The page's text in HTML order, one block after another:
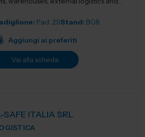
Pad. 29Stand: B08
Aggiungi ai preferiti
Vai alla scheda
SAFE ITALIA SRL